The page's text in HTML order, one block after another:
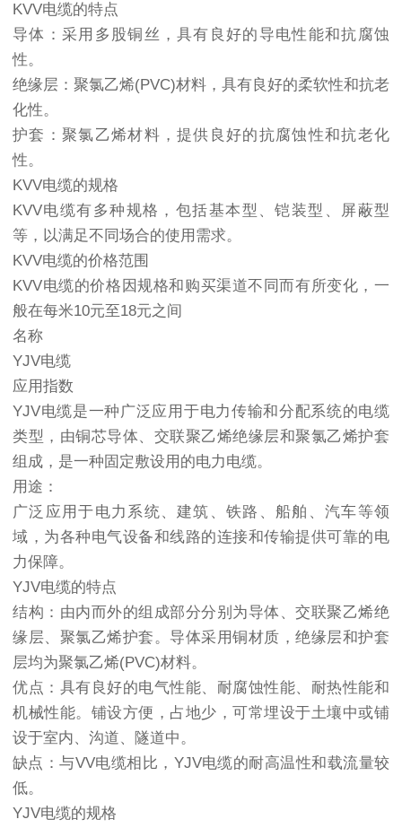
KVV电缆的特点
导体：采用多股铜丝，具有良好的导电性能和抗腐蚀
性。
绝缘层：聚氯乙烯(PVC)材料，具有良好的柔软性和抗老
化性。
护套：聚氯乙烯材料，提供良好的抗腐蚀性和抗老化
性。
KVV电缆的规格
KVV电缆有多种规格，包括基本型、铠装型、屏蔽型
等，以满足不同场合的使用需求。
KVV电缆的价格范围
KVV电缆的价格因规格和购买渠道不同而有所变化，一
般在每米10元至18元之间
名称
YJV电缆
应用指数
YJV电缆是一种广泛应用于电力传输和分配系统的电缆
类型，由铜芯导体、交联聚乙烯绝缘层和聚氯乙烯护套
组成，是一种固定敷设用的电力电缆。
用途：
广泛应用于电力系统、建筑、铁路、船舶、汽车等领
域，为各种电气设备和线路的连接和传输提供可靠的电
力保障。
YJV电缆的特点
结构：由内而外的组成部分分别为导体、交联聚乙烯绝
缘层、聚氯乙烯护套。导体采用铜材质，绝缘层和护套
层均为聚氯乙烯(PVC)材料。
优点：具有良好的电气性能、耐腐蚀性能、耐热性能和
机械性能。铺设方便，占地少，可常埋设于土壤中或铺
设于室内、沟道、隧道中。
缺点：与VV电缆相比，YJV电缆的耐高温性和载流量较
低。
YJV电缆的规格